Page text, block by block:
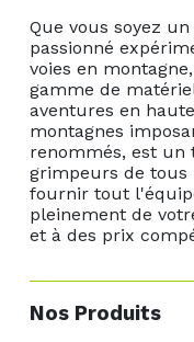
Que vous soyez
passionné
voies en
gamme de
aventures en
montagnes
renommés, est un
grimpeurs de tous
fournir tout
pleinement de
et à des prix
Nos Produits